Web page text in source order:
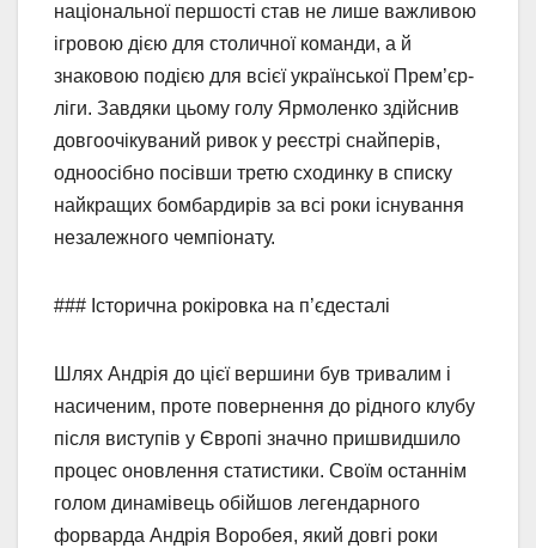
національної першості став не лише важливою
ігровою дією для столичної команди, а й
знаковою подією для всієї української Прем’єр-
ліги. Завдяки цьому голу Ярмоленко здійснив
довгоочікуваний ривок у реєстрі снайперів,
одноосібно посівши третю сходинку в списку
найкращих бомбардирів за всі роки існування
незалежного чемпіонату.
### Історична рокіровка на п’єдесталі
Шлях Андрія до цієї вершини був тривалим і
насиченим, проте повернення до рідного клубу
після виступів у Європі значно пришвидшило
процес оновлення статистики. Своїм останнім
голом динамівець обійшов легендарного
форварда Андрія Воробея, який довгі роки